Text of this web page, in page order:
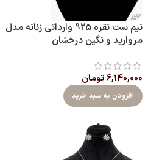
نیم ست نقره 925 وارداتی زنانه مدل
مروارید و نگین درخشان
6,140,000تومان
افزودن به سبد خرید